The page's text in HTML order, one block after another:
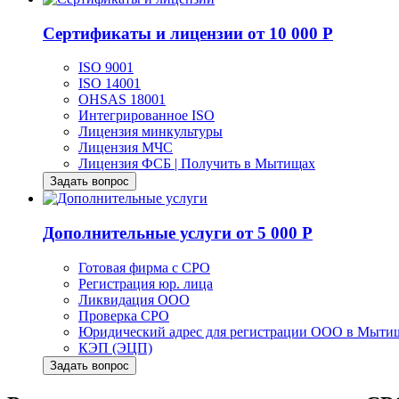
Сертификаты и лицензии от 10 000 Р
ISO 9001
ISO 14001
OHSAS 18001
Интегрированное ISO
Лицензия минкультуры
Лицензия МЧС
Лицензия ФСБ | Получить в Мытищах
Задать вопрос
Дополнительные услуги от 5 000 Р
Готовая фирма с СРО
Регистрация юр. лица
Ликвидация ООО
Проверка СРО
Юридический адрес для регистрации ООО в
КЭП (ЭЦП)
Задать вопрос